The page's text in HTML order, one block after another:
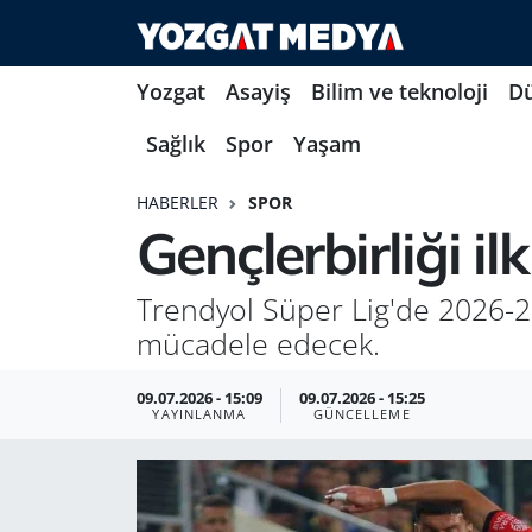
Yozgat Asayiş Bilim ve teknoloji
Sağlık
Spor Yaşam
HABERLER SPOR
Gençlerbirliği
Trendyol Süper Lig'de 2026-
mücadele edecek.
09.07.2026 - 15:09
YAYINLANMA
09.07.2026 - 15:25
GÜNCELLEME